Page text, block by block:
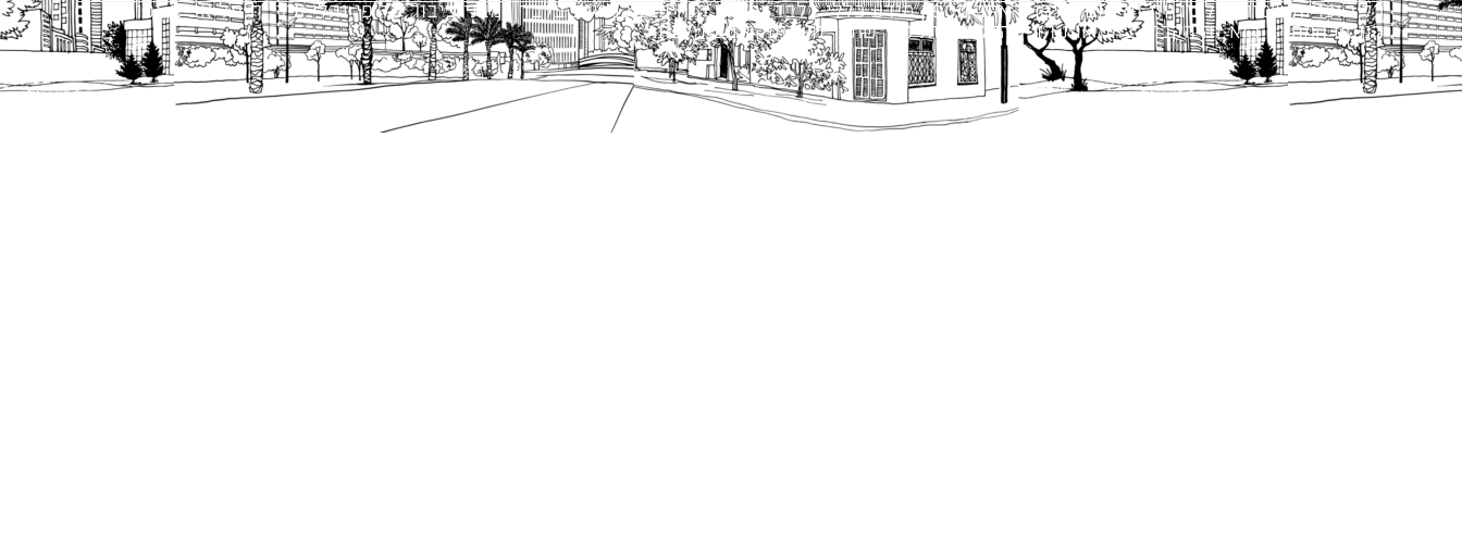
כל הזכויות שמורות לעיריית תל-אביב-יפו. האתר מספק מידע כללי בלבד ומאגד הנחיות תכנוניות בלבד למבני ציבור על פי נהלי עיריית תל אביב-יפו.
הנוסח המחייב הוא זה הקבוע בהוראות הדין הרלוונטיות כפי שתהיינה בתוקף מעת לעת.